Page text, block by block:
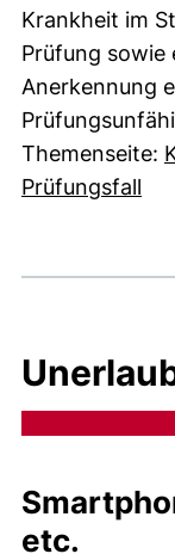
Krankheit im
Prüfung sowie
Anerkennung
Themenseite:
Prüfungsfall
etc.